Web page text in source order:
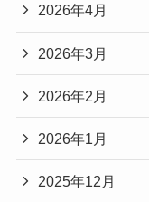
2026年4月
2026年3月
2026年2月
2026年1月
2025年12月